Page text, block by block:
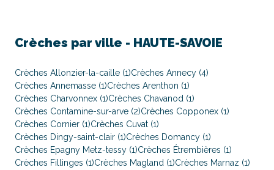
Crèches par ville - HAUTE-SAVOIE
Crèches Allonzier-la-caille (1)Crèches Annecy (4)
Crèches Annemasse (1)Crèches Arenthon (1)
Crèches Charvonnex (1)Crèches Chavanod (1)
Crèches Contamine-sur-arve (2)Crèches Copponex (1)
Crèches Cornier (1)Crèches Cuvat (1)
Crèches Dingy-saint-clair (1)Crèches Domancy (1)
Crèches Epagny Metz-tessy (1)Crèches Étrembières (1)
Crèches Fillinges (1)Crèches Magland (1)Crèches Marnaz (1)